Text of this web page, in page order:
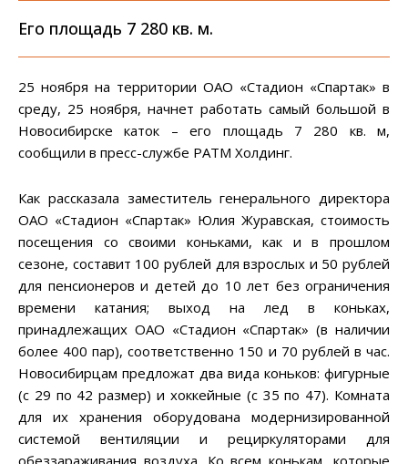
Его площадь 7 280 кв. м.
25 ноября на территории ОАО «Стадион «Спартак» в
среду, 25 ноября, начнет работать самый большой в
Новосибирске каток – его площадь 7 280 кв. м,
сообщили в пресс-службе РАТМ Холдинг.
Как рассказала заместитель генерального директора
ОАО «Стадион «Спартак» Юлия Журавская, стоимость
посещения со своими коньками, как и в прошлом
сезоне, составит 100 рублей для взрослых и 50 рублей
для пенсионеров и детей до 10 лет без ограничения
времени катания; выход на лед в коньках,
принадлежащих ОАО «Стадион «Спартак» (в наличии
более 400 пар), соответственно 150 и 70 рублей в час.
Новосибирцам предложат два вида коньков: фигурные
(с 29 по 42 размер) и хоккейные (с 35 по 47). Комната
для их хранения оборудована модернизированной
системой вентиляции и рециркуляторами для
обеззараживания воздуха. Ко всем конькам, которые